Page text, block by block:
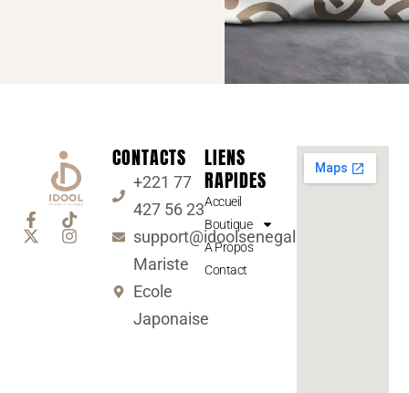
CONTACTS
+221 77
427 56 23
support@idoolsenegal.com
Mariste
Ecole
Japonaise
LIENS
RAPIDES
Accueil
Boutique
A Propos
Contact